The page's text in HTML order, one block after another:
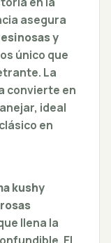
asegura
y
único que
La
convierte en
ideal
en
kushy
llena la